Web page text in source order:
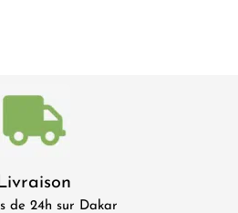
de 24h sur Dakar